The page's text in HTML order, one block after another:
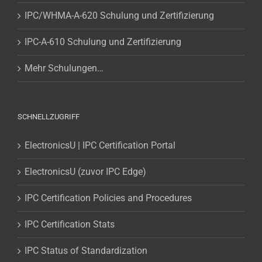
IPC/WHMA-A-620 Schulung und Zertifizierung
IPC-A-610 Schulung und Zertifizierung
Mehr Schulungen…
SCHNELLZUGRIFF
ElectronicsU | IPC Certification Portal
ElectronicsU (zuvor IPC Edge)
IPC Certification Policies and Procedures
IPC Certification Stats
IPC Status of Standardization